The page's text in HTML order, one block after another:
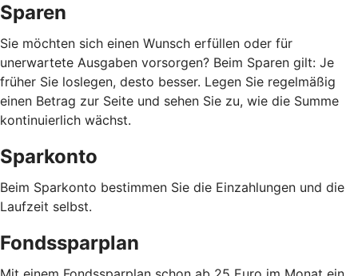
Sparen
Sie möchten sich einen Wunsch erfüllen oder für
unerwartete Ausgaben vorsorgen? Beim Sparen gilt: Je
früher Sie loslegen, desto besser. Legen Sie regelmäßig
einen Betrag zur Seite und sehen Sie zu, wie die Summe
kontinuierlich wächst.
Sparkonto
Beim Sparkonto bestimmen Sie die Einzahlungen und die
Laufzeit selbst.
Fondssparplan